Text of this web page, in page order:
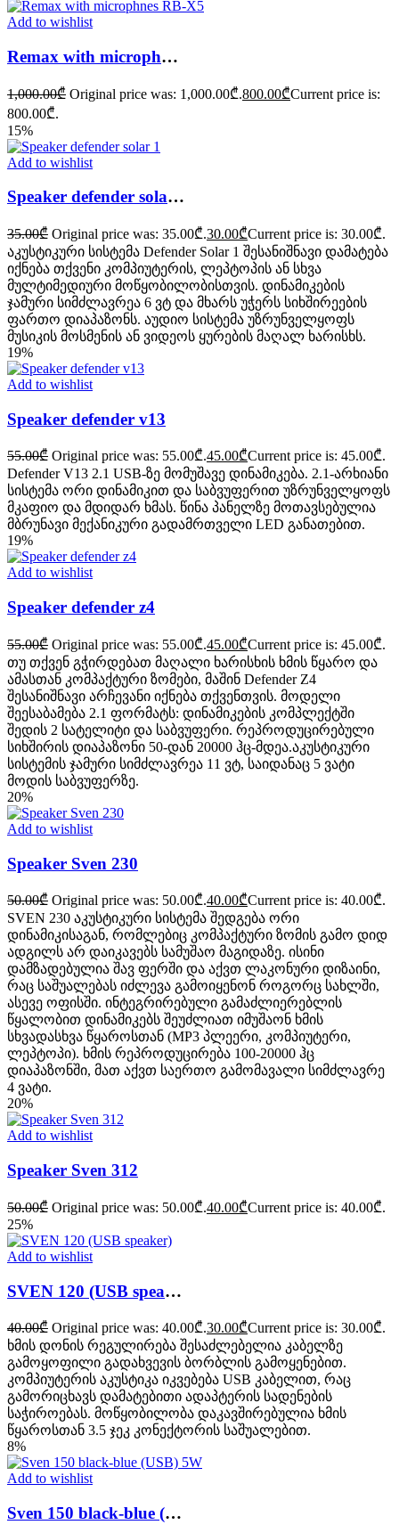
Add to wishlist
Remax with microphnes RB-X5
1,000.00₾ Original price was: 1,000.00₾.800.00₾Current price is:
800.00₾.
15%
Add to wishlist
Speaker defender solar 1
35.00₾ Original price was: 35.00₾.30.00₾Current price is: 30.00₾.
აკუსტიკური სისტემა Defender Solar 1 შესანიშნავი დამატება
იქნება თქვენი კომპიუტერის, ლეპტოპის ან სხვა
მულტიმედიური მოწყობილობისთვის. დინამიკების
ჯამური სიმძლავრეა 6 ვტ და მხარს უჭერს სიხშირეების
ფართო დიაპაზონს. აუდიო სისტემა უზრუნველყოფს
მუსიკის მოსმენის ან ვიდეოს ყურების მაღალ ხარისხს.
19%
Add to wishlist
Speaker defender v13
55.00₾ Original price was: 55.00₾.45.00₾Current price is: 45.00₾.
Defender V13 2.1 USB-ზე მომუშავე დინამიკება. 2.1-არხიანი
სისტემა ორი დინამიკით და საბვუფერით უზრუნველყოფს
მკაფიო და მდიდარ ხმას. წინა პანელზე მოთავსებულია
მბრუნავი მექანიკური გადამრთველი LED განათებით.
19%
Add to wishlist
Speaker defender z4
55.00₾ Original price was: 55.00₾.45.00₾Current price is: 45.00₾.
თუ თქვენ გჭირდებათ მაღალი ხარისხის ხმის წყარო და
ამასთან კომპაქტური ზომები, მაშინ Defender Z4
შესანიშნავი არჩევანი იქნება თქვენთვის. მოდელი
შეესაბამება 2.1 ფორმატს: დინამიკების კომპლექტში
შედის 2 სატელიტი და საბვუფერი. რეპროდუცირებული
სიხშირის დიაპაზონი 50-დან 20000 ჰც-მდეა.აკუსტიკური
სისტემის ჯამური სიმძლავრეა 11 ვტ, საიდანაც 5 ვატი
მოდის საბვუფერზე.
20%
Add to wishlist
Speaker Sven 230
50.00₾ Original price was: 50.00₾.40.00₾Current price is: 40.00₾.
SVEN 230 აკუსტიკური სისტემა შედგება ორი
დინამიკისაგან, რომლებიც კომპაქტური ზომის გამო დიდ
ადგილს არ დაიკავებს სამუშაო მაგიდაზე. ისინი
დამზადებულია შავ ფერში და აქვთ ლაკონური დიზაინი,
რაც საშუალებას იძლევა გამოიყენონ როგორც სახლში,
ასევე ოფისში. ინტეგრირებული გამაძლიერებლის
წყალობით დინამიკებს შეუძლიათ იმუშაონ ხმის
სხვადასხვა წყაროსთან (MP3 პლეერი, კომპიუტერი,
ლეპტოპი). ხმის რეპროდუცირება 100-20000 ჰც
დიაპაზონში, მათ აქვთ საერთო გამომავალი სიმძლავრე
4 ვატი.
20%
Add to wishlist
Speaker Sven 312
50.00₾ Original price was: 50.00₾.40.00₾Current price is: 40.00₾.
25%
Add to wishlist
SVEN 120 (USB speaker)
40.00₾ Original price was: 40.00₾.30.00₾Current price is: 30.00₾.
ხმის დონის რეგულირება შესაძლებელია კაბელზე
გამოყოფილი გადახვევის ბორბლის გამოყენებით.
კომპიუტერის აკუსტიკა იკვებება USB კაბელით, რაც
გამორიცხავს დამატებითი ადაპტერის სადენების
საჭიროებას. მოწყობილობა დაკავშირებულია ხმის
წყაროსთან 3.5 ჯეკ კონექტორის საშუალებით.
8%
Add to wishlist
Sven 150 black-blue (USB) 5W